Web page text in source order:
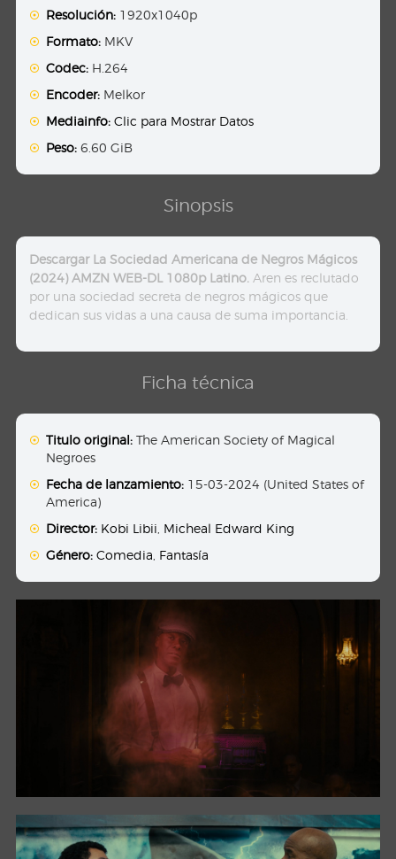
Resolución: 1920x1040p
Formato: MKV
Codec: H.264
Encoder: Melkor
Mediainfo: Clic para Mostrar Datos
Peso: 6.60 GiB
Sinopsis
Descargar La Sociedad Americana de Negros Mágicos
(2024) AMZN WEB-DL 1080p Latino. Aren es reclutado
por una sociedad secreta de negros mágicos que
dedican sus vidas a una causa de suma importancia.
Ficha técnica
Titulo original: The American Society of Magical
Negroes
Fecha de lanzamiento: 15-03-2024 (United States of
America)
Director: Kobi Libii Micheal Edward King
Género: Comedia Fantasía